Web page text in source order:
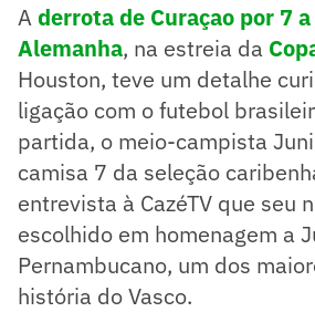
Aderrota de Curaçao por 7
Alemanha, na estreia da
Houston, teve um detalhe
ligação com o futebol
partida, o meio-campista
camisa 7 da seleção
entrevista à CazéTV que seu
escolhido em homenagem a
Pernambucano, um dos
história do Vasco.